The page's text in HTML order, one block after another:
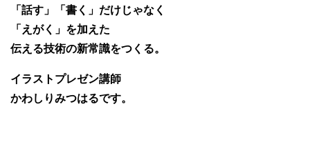
「話す」「書く」だけじゃなく
「えがく」を加えた
伝える技術の新常識をつくる。
イラストプレゼン講師
かわしりみつはるです。